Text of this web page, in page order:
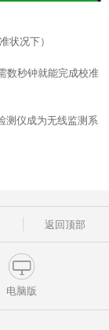
况下）
数秒钟就能完成校准
测仪成为无线监测系
返回顶部
电脑版